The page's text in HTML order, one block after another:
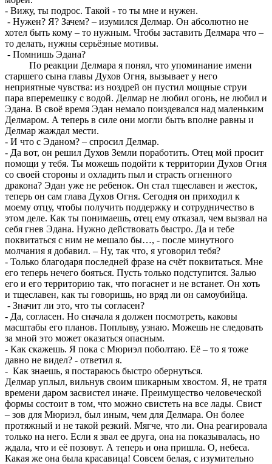
- Вижу, ты подрос. Такой - то ты мне и нужен.
- Нужен? Я? Зачем? – изумился Делмар. Он абсолютно не
хотел быть кому – то нужным. Чтобы заставить Делмара что –
то делать, нужны серьёзные мотивы.
- Помнишь Эдана?
По реакции Делмара я понял, что упоминание имени
старшего сына главы Духов Огня, вызывает у него
неприятные чувства: из ноздрей он пустил мощные струи
пара вперемешку с водой. Делмар не любил огонь, не любил и
Эдана. В своё время Эдан немало поиздевался над маленьким
Делмаром. А теперь в силе они могли быть вполне равны и
Делмар жаждал мести.
- И что с Эданом? – спросил Делмар.
- Да вот, он решил Духов Земли поработить. Отец мой просит
помощи у тебя. Ты можешь подойти к территории Духов Огня
со своей стороны и охладить пыл и страсть огненного
дракона? Эдан уже не ребенок. Он стал тщеславен и жесток,
теперь он сам глава Духов Огня. Сегодня он приходил к
моему отцу, чтобы получить поддержку и сотрудничество в
этом деле. Как ты понимаешь, отец ему отказал, чем вызвал на
себя гнев Эдана. Нужно действовать быстро. Да и тебе
поквитаться с ним не мешало бы…, - после минутного
молчания я добавил. – Ну, так что, я уговорил тебя?
- Только благодаря последней фразе на счёт поквитаться. Мне
его теперь нечего бояться. Пусть только подступится. Залью
его и его территорию так, что погаснет и не встанет. Он хоть
и тщеславен, как ты говоришь, но вряд ли он самоубийца.
- Значит ли это, что ты согласен?
- Да, согласен. Но сначала я должен посмотреть, каковы
масштабы его планов. Поплыву, узнаю. Можешь не следовать
за мной это может оказаться опасным.
- Как скажешь. Я пока с Мюриэл поболтаю. Её – то я тоже
давно не видел? - ответил я.
- Как знаешь, я постараюсь быстро обернуться.
Делмар уплыл, вильнув своим шикарным хвостом. Я, не тратя
времени даром засвистел иначе. Преимущество человеческой
формы состоит в том, что можно свистеть на все лады. Свист
– зов для Мюриэл, был иным, чем для Делмара. Он более
протяжный и не такой резкий. Мягче, что ли. Она реагировала
только на него. Если я звал ее друга, она на показывалась, но
ждала, что и её позовут. А теперь и она пришла. О, небеса.
Какая же она была красавица! Совсем белая, с изумительно